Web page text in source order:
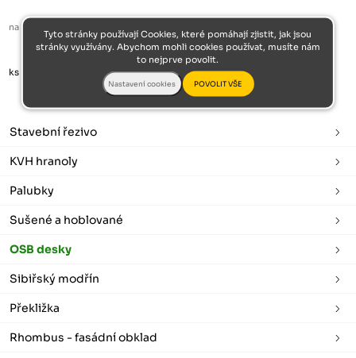
na dotaz 639 Kč
ks
Stavební řezivo
KVH hranoly
Palubky
Sušené a hoblované
OSB desky
Sibiřský modřín
Překližka
Rhombus - fasádní obklad
Tyto stránky používají Cookies, které pomáhají zjistit, jak jsou
stránky využívány. Abychom mohli cookies používat, musíte nám
to nejprve povolit.